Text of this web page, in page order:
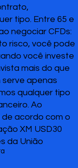
tipo. Entre 65 e
negociar CFDs:
risco, você pode
você investe
mais do que
serve apenas
qualquer tipo
Ao
de acordo com o
XM USD30
da União